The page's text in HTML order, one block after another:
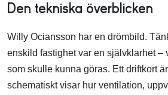
Den tekniska överblicken
Willy Ociansson har en drömbild.
enskild fastighet var en självklarhet –
som skulle kunna göras. Ett driftkort
schematiskt visar hur ventilation,